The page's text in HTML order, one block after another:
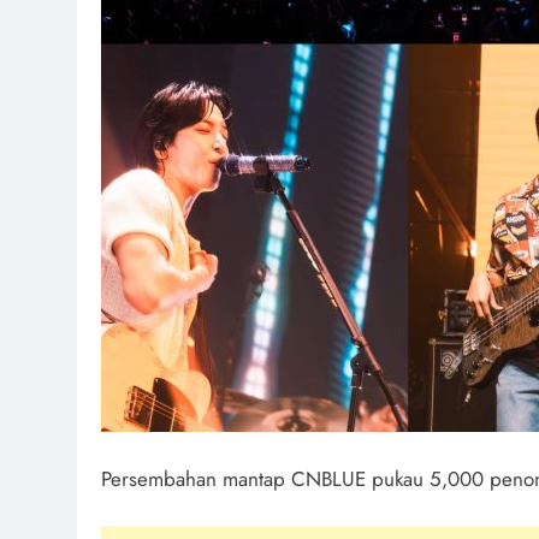
Persembahan mantap CNBLUE pukau 5,000